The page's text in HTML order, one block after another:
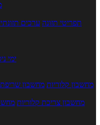
תפריטי תזונה ערכים
5 ימי
מחשבון קלוריות מחשבון שריפת
מחשבון צריכת קלוריות